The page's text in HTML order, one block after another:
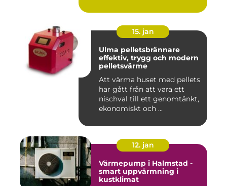
15. jan
Ulma pelletsbrännare
effektiv, trygg och modern
pelletsvärme
Att värma huset med pellets
har gått från att vara ett
nischval till ett genomtänkt,
ekonomiskt och ...
12. jan
Värmepump i Halmstad -
smart uppvärmning i
kustklimat